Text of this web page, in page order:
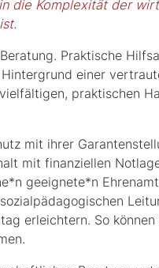
die Komplexität der
Praktische
einer
praktischen
mit ihrer
mit finanziellen
geeignete*n
erleichtern. So